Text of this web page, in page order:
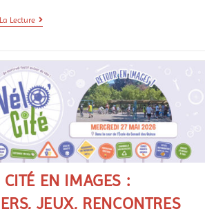
Lecture
CITÉ EN IMAGES :
JEUX, RENCONTRES